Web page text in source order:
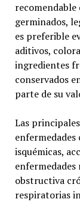
germinados,
es preferible
aditivos,
ingredientes
conservados
parte de su
Las
isquémicas,
obstructiva
respiratorias